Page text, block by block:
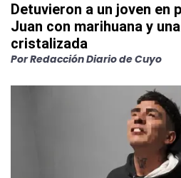
Detuvieron a un joven en
Juan con marihuana y
cristalizada
PorRedacción Diario de Cuyo